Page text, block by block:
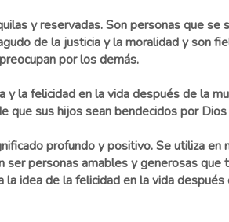
y reservadas. Son personas que se
de la justicia y la moralidad y son
por los demás.
y la felicidad en la vida después de la
que sus hijos sean bendecidos por
profundo y positivo. Se utiliza
personas amables y generosas
idea de la felicidad en la vida